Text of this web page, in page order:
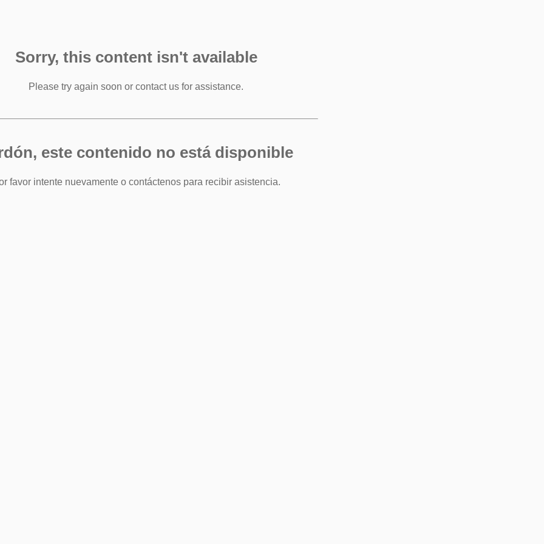
Sorry, this content isn't available
Please try again soon or contact us for assistance.
este contenido no está disponible
favor intente nuevamente o contáctenos para recibir asistencia.